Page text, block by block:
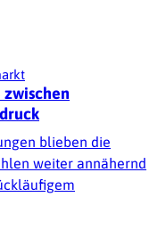
blieben die
weiter annähernd